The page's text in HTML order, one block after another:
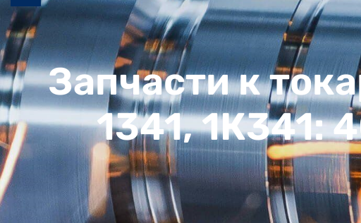
Запчасти к
1341, 1К341: